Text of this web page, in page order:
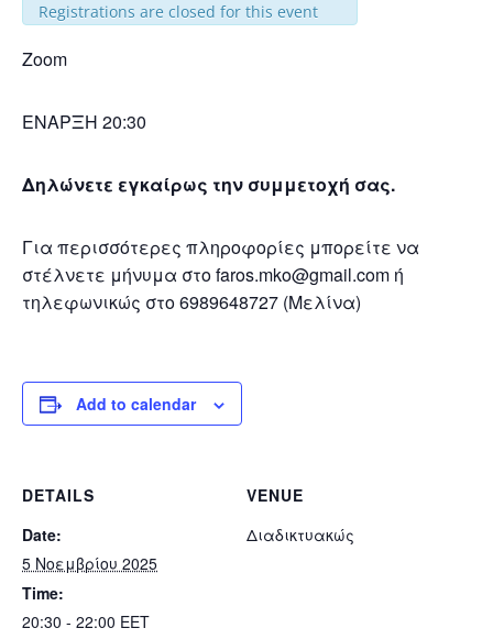
Registrations are closed for this event
Zoom
ΕΝΑΡΞΗ 20:30
Δηλώνετε εγκαίρως την συμμετοχή σας.
Για περισσότερες πληροφορίες μπορείτε να
στέλνετε μήνυμα στο faros.mko@gmail.com ή
τηλεφωνικώς στο 6989648727 (Μελίνα)
Add to calendar
DETAILS
Date:
5 Νοεμβρίου 2025
Time:
20:30 - 22:00 EET
VENUE
Διαδικτυακώς